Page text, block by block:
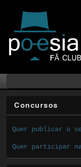
Concursos
Quer publicar o
Quer participar